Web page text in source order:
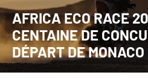
AFRICA ECO RACE
CENTAINE DE
DÉPART DE MONACO